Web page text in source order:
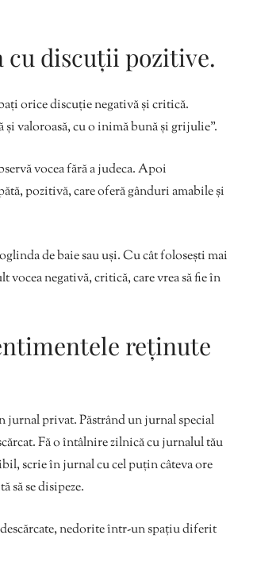
cu discuții pozitive.
orice discuție negativă și critică.
valoroasă, cu o inimă bună și grijulie”.
vocea fără a judeca. Apoi
pozitivă, care oferă gânduri amabile și
de baie sau uși. Cu cât folosești mai
vocea negativă, critică, care vrea să fie în
reținute
privat. Păstrând un jurnal special
Fă o întâlnire zilnică cu jurnalul tău
scrie în jurnal cu cel puțin câteva ore
să se disipeze.
descărcate, nedorite într-un spațiu diferit